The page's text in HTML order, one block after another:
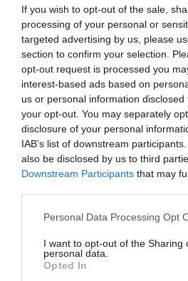
If you wish to opt-out of the sale,
processing of your personal or
targeted advertising by us, please
section to confirm your selection.
opt-out request is processed you
interest-based ads based on
us or personal information
your opt-out. You may separately
disclosure of your personal
IAB’s list of downstream
also be disclosed by us to third
Downstream Participants that may
Please note that this website/app
not limited to your visit or usage
grant or deny consent to Google
use your data for below specified
Personal Data Processing Opt
I want to opt-out of the Sharing
personal data.
Opted In
Támogatni fogja a földrajzi
vevő szolgáltatásokat, az
drag&drop funkcióval rendelkezik.
Továbbfejlesztett szinkronizációs
felhasználók ugyanazokat a témákat,
tartalmakat és nyelvi beállításokat
kiadásában, több különböző
Nem akar (legalábbis egyelőre)
első olyan változata a browsernek,
az Adobe Flash Player plug-injét. A
biztonságra, több szempontból is.
Egyrészt a leendő felhasználók nem
alkalmazás telepítésekor kézhez
Másrészt az Adobe plug-injéhez
frissítések automatikusan jutnak el a
saját frissítő mechanizmusát használják